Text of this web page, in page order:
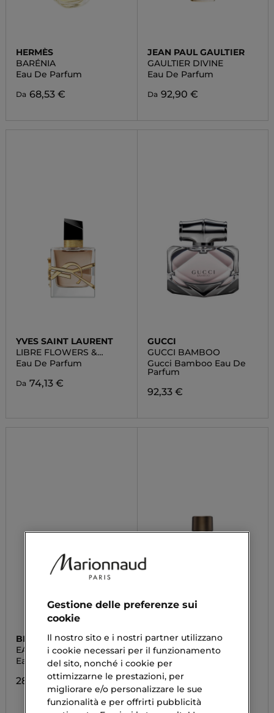
HERMÈS
BARÉNIA
Eau De Parfum
Da 68,53 €
JEAN PAUL GAULTIER
GAULTIER DIVINE
Eau De Parfum
Da 92,90 €
YVES SAINT LAURENT
LIBRE FLOWERS &
FLAMES
Eau De Parfum
Da 74,13 €
GUCCI
GUCCI BAMBOO
Gucci Bamboo Eau De
Parfum
92,33 €
BIOTHERM
EAU VITAMINEE
Eau De Toilette
28,00 €
DOLCE&GABBANA
POUR HOMME
Pour Homme Intenso
Eau de Parfum
131,90 €
Gestione delle preferenze sui
cookie
Il nostro sito e i nostri partner utilizzano
i cookie necessari per il funzionamento
del sito, nonché i cookie per
ottimizzarne le prestazioni, per
migliorare e/o personalizzare le sue
funzionalità e per offrirti pubblicità